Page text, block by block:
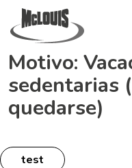
Motivo:
sedentarias
quedarse)
test